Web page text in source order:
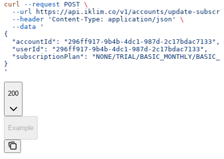
curl --request POST \
  --url
https://api.iklim.co/v1/accounts/update-
  --header
'Content-Type: application/json'
\
  --data
'
{
  "accountId": "296ff917-9b4b-4dc1-987d-2c17bdac7133",
  "userId": "296ff917-9b4b-4dc1-987d-2c17bdac7133",
"subscriptionPlan": "NONE/TRIAL/BASIC_MONTHLY/
}
'
200
Example